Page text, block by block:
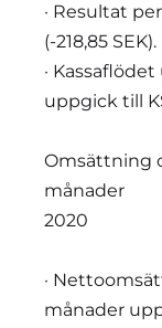
· Resultat
(-218,85 SEK).
·
uppgick till
Omsättning
månader
·
månader